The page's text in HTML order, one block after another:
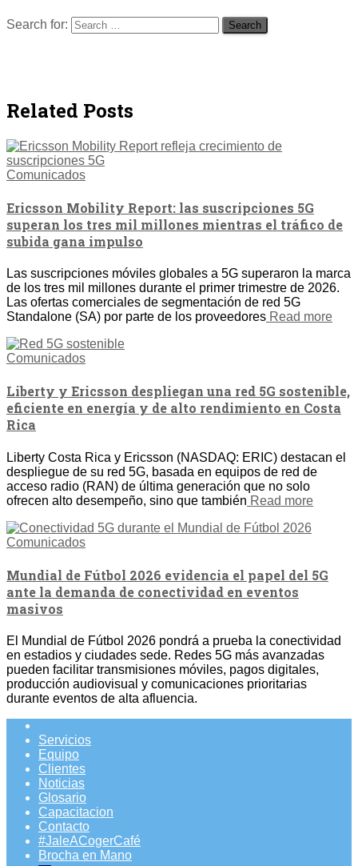
Search for:
Related Posts
Comunicados
Ericsson Mobility Report: las suscripciones 5G
superan los tres mil millones mientras el tráfico de
subida gana impulso
Las suscripciones móviles globales a 5G superaron la marca
de los tres mil millones durante el primer trimestre de 2026.
Las ofertas comerciales de segmentación de red 5G
Standalone (SA) por parte de los proveedores Read more
Comunicados
Liberty y Ericsson despliegan una red 5G sostenible,
eficiente en energía y de alto rendimiento en Costa
Rica
Liberty Costa Rica y Ericsson (NASDAQ: ERIC) destacan el
despliegue de su red 5G, basada en equipos de red de
acceso radio (RAN) de última generación que no solo
ofrecen alto desempeño, sino que también Read more
Comunicados
Mundial de Fútbol 2026 evidencia el papel del 5G
ante la demanda de conectividad en eventos
masivos
El Mundial de Fútbol 2026 pondrá a prueba la conectividad
en estadios y ciudades sede. Redes 5G más avanzadas
pueden facilitar transmisiones móviles, pagos digitales,
producción audiovisual y comunicaciones prioritarias
durante eventos de alta afluencia.
Servicios
Equipo
Clientes
Noticias
Glosario
Capacitacion
Contacto
#JaleACogerCafé
Brocha en Mano